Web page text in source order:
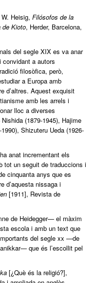
Heisig, Filósofos de la
de Kioto, Herder, Barcelona,
del segle XIX es va anar
a autors
filosòfica, però,
a Europa amb
d’altres. Aquest exquisit
amb les arrels i
lloc a diverses
(1879-1945), Hajime
Shizuteru Ueda (1926-
anat incrementant els
tot un seguit de traduccions i
cinquanta anys que es
d’aquesta nissaga i
[1911], Revista de
de Heidegger— el màxim
escola i amb un text que
del segle xx —de
que és l’escollit pel
[¿Què és la religió?],